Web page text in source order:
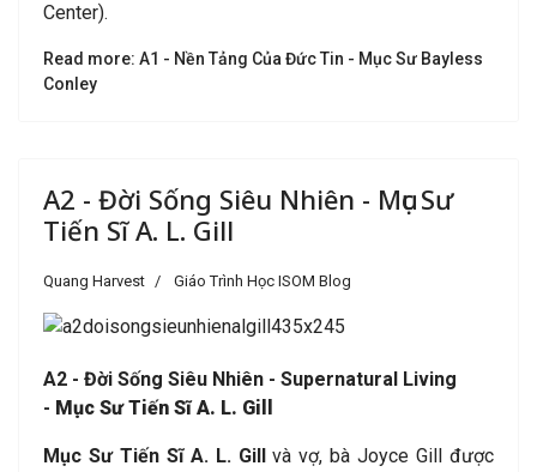
Center).
Read more: A1 - Nền Tảng Của Đức Tin - Mục Sư Bayless
Conley
A2 - Đời Sống Siêu Nhiên - Mục Sư
Tiến Sĩ A. L. Gill
Quang Harvest Giáo Trình Học ISOM Blog
A2 - Đời Sống Siêu Nhiên - Supernatural Living
- Mục Sư Tiến Sĩ A. L. Gill
Mục Sư Tiến Sĩ A. L. Gillvà vợ, bà Joyce Gill được